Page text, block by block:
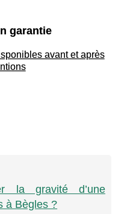
garantie
avant et après
la gravité d’une
à Bègles ?